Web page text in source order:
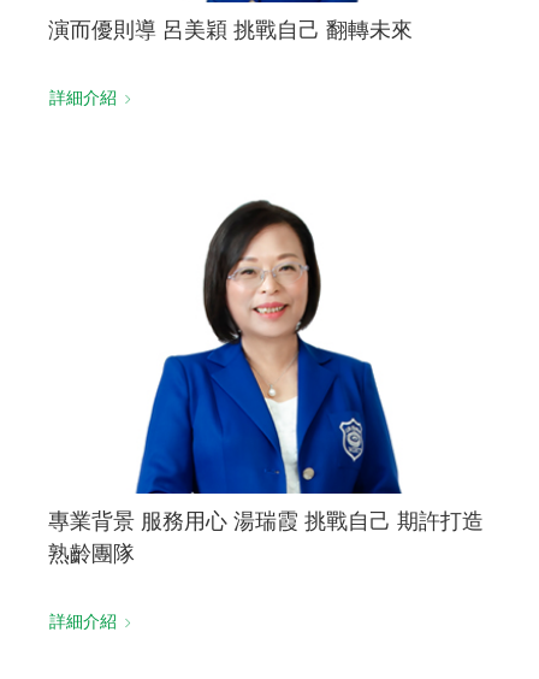
演而優則導 呂美穎 挑戰自己 翻轉未來
詳細介紹
專業背景 服務用心 湯瑞霞 挑戰自己 期許打造
熟齡團隊
詳細介紹